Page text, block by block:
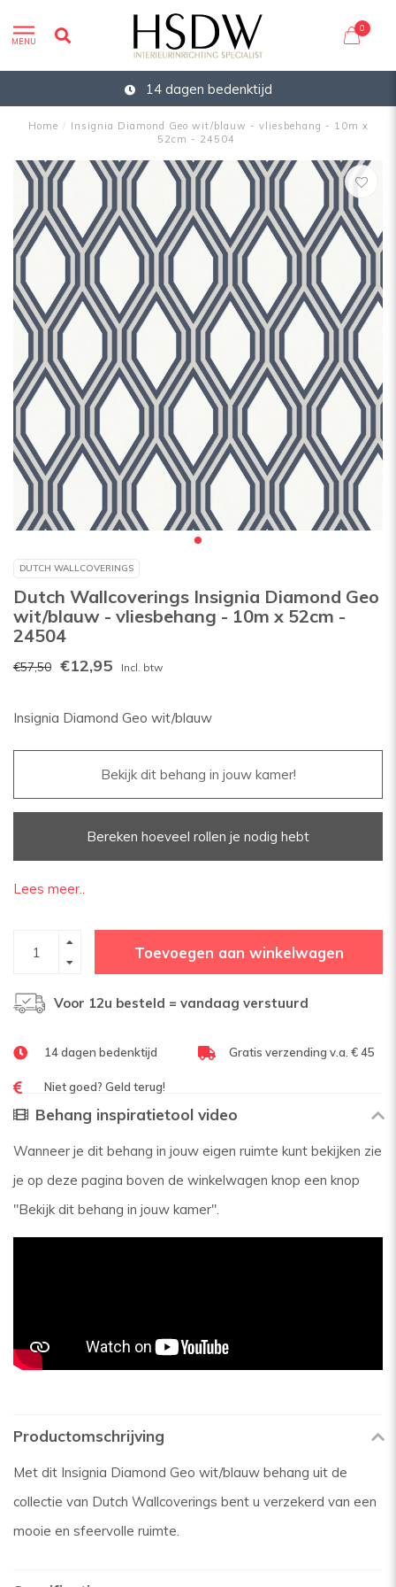
MENU
0
14 dagen bedenktijd
Home / Insignia Diamond Geo wit/blauw - vliesbehang - 10m x
52cm - 24504
DUTCH WALLCOVERINGS
Dutch Wallcoverings Insignia Diamond Geo
wit/blauw - vliesbehang - 10m x 52cm -
24504
€57,50 €12,95 Incl. btw
Insignia Diamond Geo wit/blauw
Bekijk dit behang in jouw kamer!
Bereken hoeveel rollen je nodig hebt
Lees meer..
Toevoegen aan winkelwagen
Voor 12u besteld = vandaag verstuurd
14 dagen bedenktijd Gratis verzending v.a. € 45
Niet goed? Geld terug!
Behang inspiratietool video
Wanneer je dit behang in jouw eigen ruimte kunt bekijken zie
je op deze pagina boven de winkelwagen knop een knop
"Bekijk dit behang in jouw kamer".
Productomschrijving
Met dit Insignia Diamond Geo wit/blauw behang uit de
collectie van Dutch Wallcoverings bent u verzekerd van een
mooie en sfeervolle ruimte.